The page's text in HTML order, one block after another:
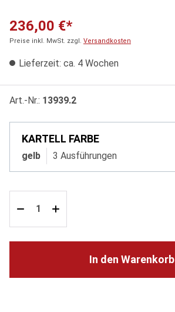
236,00 €*
Preise inkl. MwSt. zzgl. Versandkosten
Lieferzeit: ca. 4 Wochen
Art.-Nr.: 13939.2
KARTELL FARBE
gelb 3 Ausführungen
In den Warenkorb